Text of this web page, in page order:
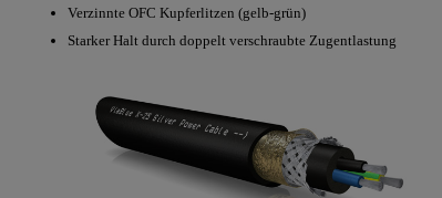
Verzinnte OFC Kupferlitzen (gelb-grün)
Starker Halt durch doppelt verschraubte Zugentlastung